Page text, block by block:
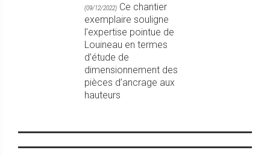
(09/12/2022) Ce chantier
exemplaire souligne
l’expertise pointue de
Louineau en termes
d’étude de
dimensionnement des
pièces d’ancrage aux
hauteurs